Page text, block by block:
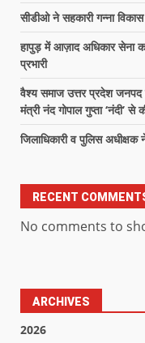
सीडीओ ने सहकारी गन्ना विकास
हापुड़ में आज़ाद अधिकार सेना
प्रभारी
वैश्य समाज उत्तर प्रदेश
मंत्री नंद गोपाल गुप्ता ‘नंदी’ से
जिलाधिकारी व पुलिस अधीक्षक
RECENT
No comments to
ARCHIVES
2026